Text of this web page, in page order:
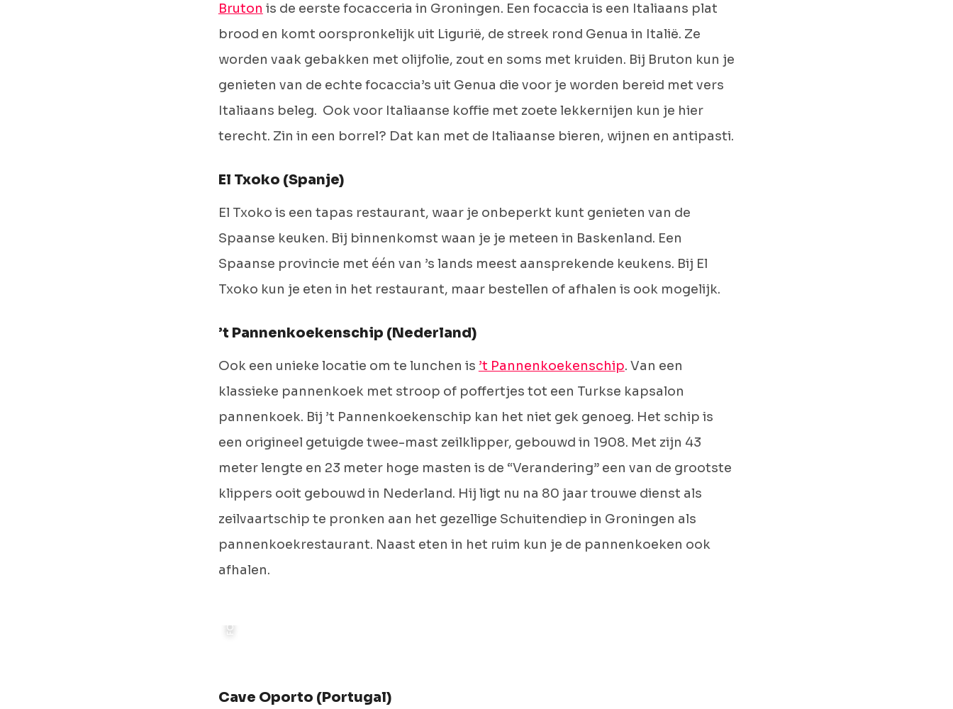
Bruton is de eerste focacceria in Groningen. Een focaccia is een Italiaans plat
brood en komt oorspronkelijk uit Ligurië, de streek rond Genua in Italië. Ze
worden vaak gebakken met olijfolie, zout en soms met kruiden. Bij Bruton kun je
genieten van de echte focaccia’s uit Genua die voor je worden bereid met vers
Italiaans beleg. Ook voor Italiaanse koffie met zoete lekkernijen kun je hier
terecht. Zin in een borrel? Dat kan met de Italiaanse bieren, wijnen en antipasti.
El Txoko (Spanje)
El Txoko is een tapas restaurant, waar je onbeperkt kunt genieten van de
Spaanse keuken. Bij binnenkomst waan je je meteen in Baskenland. Een
Spaanse provincie met één van ’s lands meest aansprekende keukens. Bij El
Txoko kun je eten in het restaurant, maar bestellen of afhalen is ook mogelijk.
’t Pannenkoekenschip (Nederland)
Ook een unieke locatie om te lunchen is ’t Pannenkoekenschip. Van een
klassieke pannenkoek met stroop of poffertjes tot een Turkse kapsalon
pannenkoek. Bij ’t Pannenkoekenschip kan het niet gek genoeg. Het schip is
een origineel getuigde twee-mast zeilklipper, gebouwd in 1908. Met zijn 43
meter lengte en 23 meter hoge masten is de “Verandering” een van de grootste
klippers ooit gebouwd in Nederland. Hij ligt nu na 80 jaar trouwe dienst als
zeilvaartschip te pronken aan het gezellige Schuitendiep in Groningen als
pannenkoekrestaurant. Naast eten in het ruim kun je de pannenkoeken ook
afhalen.
FOTO: THOM DE BIE (DISCOVER GRONINGEN)
Cave Oporto (Portugal)